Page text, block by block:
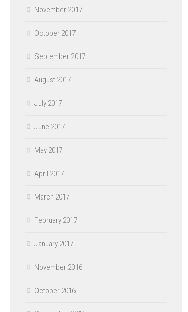
November 2017
October 2017
September 2017
August 2017
July 2017
June 2017
May 2017
April 2017
March 2017
February 2017
January 2017
November 2016
October 2016